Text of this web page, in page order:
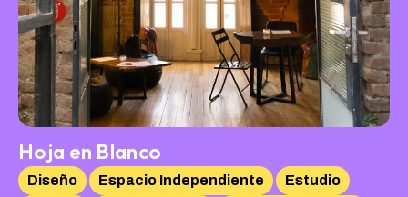
Hoja en Blanco
Diseño Espacio Independiente
Estudio